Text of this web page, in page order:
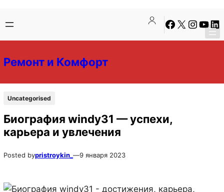
содержимому
содержимому
Facebook
X Instagram
Ремонт и Комфорт
Uncategorised
Биография windy31 — успехи,
карьера и увлечения
Posted bypristroykin_ —9 января 2023